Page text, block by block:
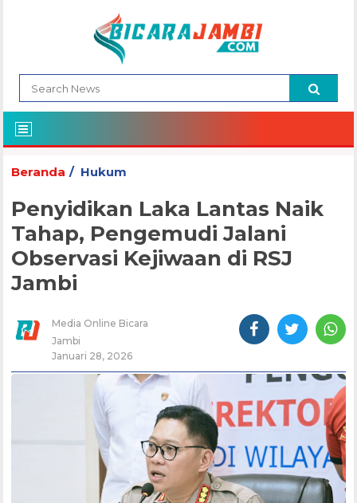
Beranda Hukum
Penyidikan Laka Lantas Naik
Tahap, Pengemudi Jalani
Observasi Kejiwaan di RSJ
Jambi
Media Online Bicara
Jambi
Januari 28, 2026